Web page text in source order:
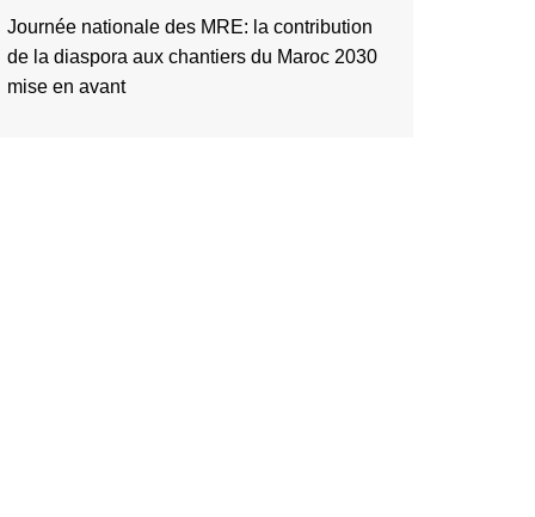
Journée nationale des MRE: la contribution
de la diaspora aux chantiers du Maroc 2030
mise en avant